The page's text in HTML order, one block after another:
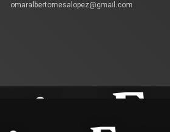
omaralbertomesalopez@gmail.com